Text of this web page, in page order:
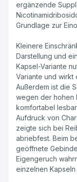
ergänzende
Grundlage zur
Kleinere
Darstellung und
Kapsel-Variante
Variante und wirkt
Außerdem ist die
wegen der hohen
komfortabel
Aufdruck von
zeigte sich bei
abriebfest. Beim
geöffnete
Eigengeruch
einzelnen